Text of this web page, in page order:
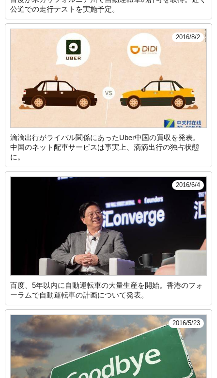
公道での走行テストを実施予定。
2016/8/2
滴滴出行がライバル関係にあったUber中国の買収を発表。
中国のネット配車サービスは事実上、滴滴出行の独占状態
に。
2016/6/4
百度、5年以内に自動運転車の大量生産を開始。香港のフォ
ーラムで自動運転車の計画について発表。
2016/5/23